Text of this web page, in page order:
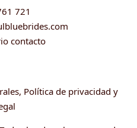
721
contacto
Política de privacidad y